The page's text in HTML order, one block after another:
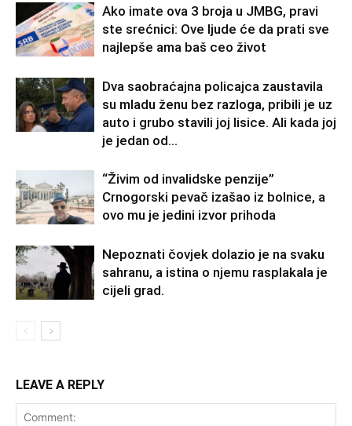
Ako imate ova 3 broja u JMBG, pravi
ste srećnici: Ove ljude će da prati sve
najlepše ama baš ceo život
Dva saobraćajna policajca zaustavila
su mladu ženu bez razloga, pribili je uz
auto i grubo stavili joj lisice. Ali kada joj
je jedan od...
“Živim od invalidske penzije”
Crnogorski pevač izašao iz bolnice, a
ovo mu je jedini izvor prihoda
Nepoznati čovjek dolazio je na svaku
sahranu, a istina o njemu rasplakala je
cijeli grad.
LEAVE A REPLY